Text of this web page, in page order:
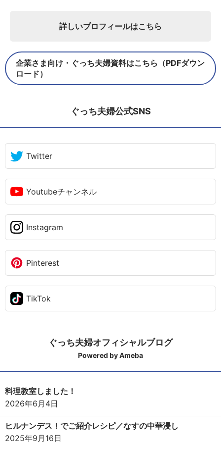
詳しいプロフィールはこちら
企業さま向け・ぐっち夫婦資料はこちら（PDFダウン
ロード）
ぐっち夫婦公式SNS
Twitter
Youtubeチャンネル
Instagram
Pinterest
TikTok
ぐっち夫婦オフィシャルブログ
Powered by Ameba
料理教室しました！
2026年6月4日
ヒルナンデス！でご紹介レシピ／なすの中華浸し
2025年9月16日